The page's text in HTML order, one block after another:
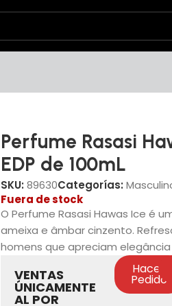
Perfume Rasasi
EDP de 100mL
SKU: 89630Categorías:
Fuera de stock
O Perfume Rasasi Hawas Ice é
ameixa e âmbar cinzento.
homens que apreciam
VENTAS
ÚNICAMENTE
AL POR
Hacer
Pedido